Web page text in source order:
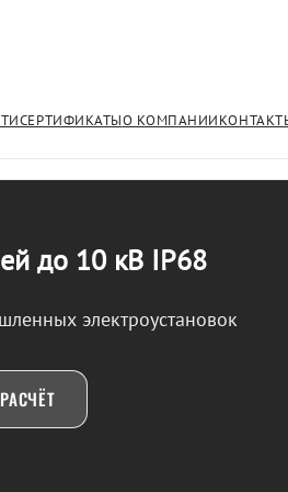
СЕРТИФИКАТЫО КОМПАНИИ
до 10 кВ IP68
электроустановок